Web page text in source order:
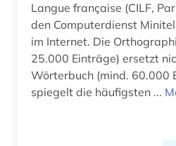
Langue française (CILF,
den Computerdienst
im Internet. Die
25.000 Einträge) ersetzt
Wörterbuch (mind. 60.000
spiegelt die häufigsten ...